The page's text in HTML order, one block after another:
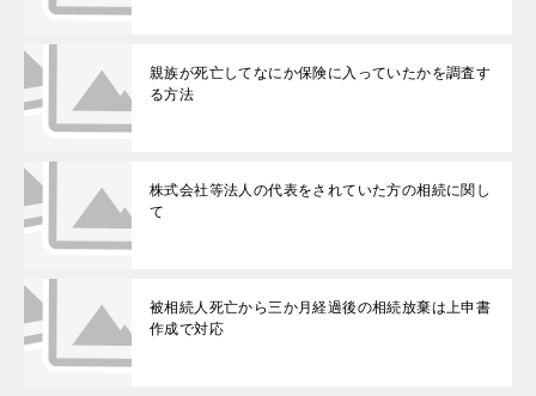
親族が死亡してなにか保険に入っていたかを調査す
る方法
株式会社等法人の代表をされていた方の相続に関し
て
被相続人死亡から三か月経過後の相続放棄は上申書
作成で対応